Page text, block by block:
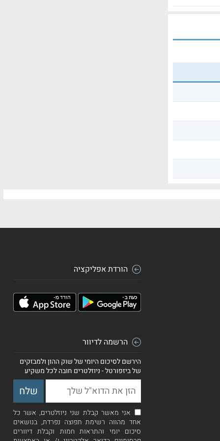
הורדת אפליקציה
הרשמה לדיוור
הירשם לסיכום היומי של שוק ההון ולמבזקים
של ביזפורטל - ניוזלטרים חובה לכל משקיע
אני מאשר קבלת שני ניוזלטרים, אשר כל
אחד מהווה רשימת תפוצה נפרדת, בנושאים
סיכום יומי והתראות חמות וקבלת דיוורים